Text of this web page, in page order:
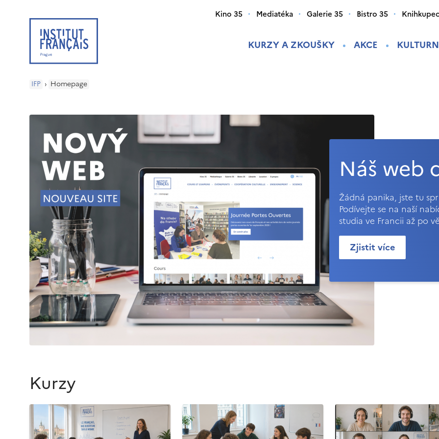
KURZY A ZKOUŠKY AKCE
Kino 35 Mediatéka Galerie 35 Bistro 35
IFP › Homepage
Náš web
Žádná panika, jste tu
Podívejte se na naší
studia ve Francii až po
Zjistit více
Kurzy